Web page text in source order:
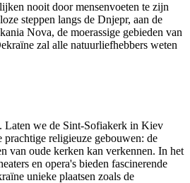
nooit door mensenvoeten te zijn
steppen langs de Dnjepr, aan de
Nova, de moerassige gebieden van
zal alle natuurliefhebbers weten
Laten we de Sint-Sofiakerk in Kiev
religieuze gebouwen: de
van oude kerken kan verkennen. In het
en opera's bieden fascinerende
unieke plaatsen zoals de